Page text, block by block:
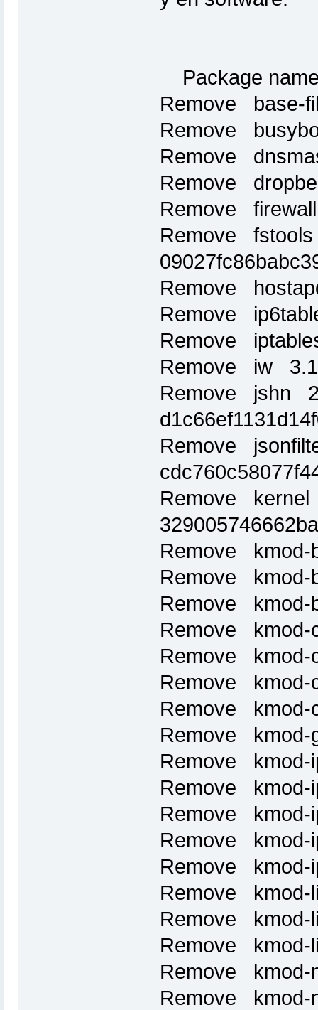
Package
Remove base-
Remove
Remove
Remove
Remove
Remove
Remove
Remove
Remove
Remove iw
Remove jshn
Remove
Remove
Remove
Remove kmod-
Remove kmod-
Remove kmod-
Remove kmod-
Remove kmod-
Remove kmod-
Remove kmod-
Remove kmod-
Remove kmod-
Remove
Remove
Remove
Remove kmod-
Remove kmod-
Remove
Remove kmod-
Remove kmod-